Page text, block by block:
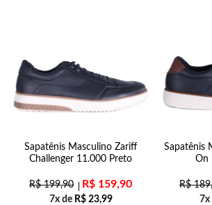
Sapatênis Masculino Zariff
Challenger 11.000 Preto
R$199,90 R$ 159,90
7x de R$23,99
Sapatênis
On
R$
7x